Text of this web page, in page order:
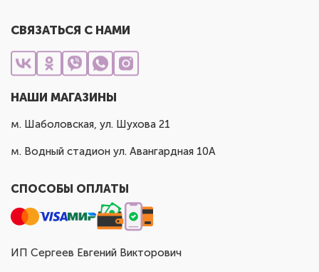
СВЯЗАТЬСЯ С НАМИ
НАШИ МАГАЗИНЫ
м. Шаболовская, ул. Шухова 21
м. Водный стадион ул. Авангардная 10А
СПОСОБЫ ОПЛАТЫ
ИП Сергеев Евгений Викторович